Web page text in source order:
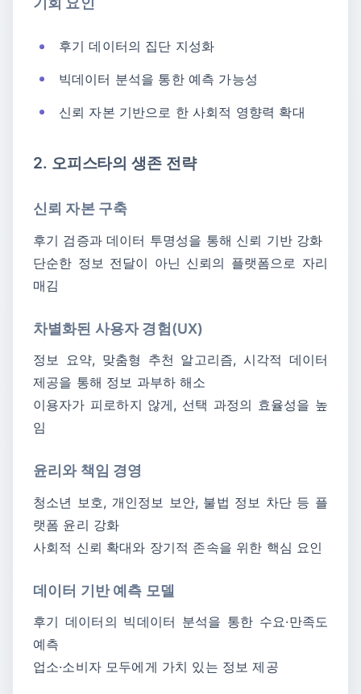
후기 데이터의 집단 지성화
빅데이터 분석을 통한 예측 가능성
신뢰 자본 기반으로 한 사회적 영향력 확대
2. 오피스타의 생존 전략
신뢰 자본 구축
후기 검증과 데이터 투명성을 통해 신뢰 기반 강화
단순한 정보 전달이 아닌 신뢰의 플랫폼으로 자리
매김
차별화된 사용자 경험(UX)
정보 요약, 맞춤형 추천 알고리즘, 시각적 데이터
제공을 통해 정보 과부하 해소
이용자가 피로하지 않게, 선택 과정의 효율성을 높
임
윤리와 책임 경영
청소년 보호, 개인정보 보안, 불법 정보 차단 등 플
랫폼 윤리 강화
사회적 신뢰 확대와 장기적 존속을 위한 핵심 요인
데이터 기반 예측 모델
후기 데이터의 빅데이터 분석을 통한 수요·만족도
예측
업소·소비자 모두에게 가치 있는 정보 제공